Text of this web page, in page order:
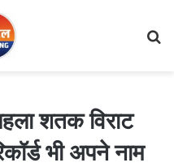
शतक विराट
भी अपने नाम